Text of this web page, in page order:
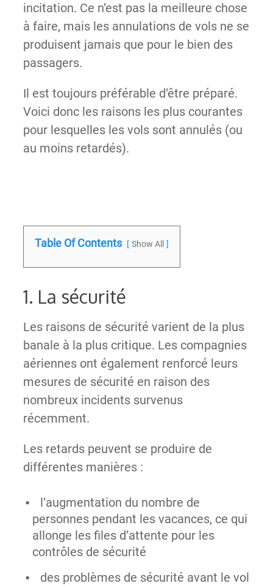
incitation. Ce n’est pas la meilleure chose
à faire, mais les annulations de vols ne se
produisent jamais que pour le bien des
passagers.
Il est toujours préférable d’être préparé.
Voici donc les raisons les plus courantes
pour lesquelles les vols sont annulés (ou
au moins retardés).
Table Of Contents Show All
1. La sécurité
Les raisons de sécurité varient de la plus
banale à la plus critique. Les compagnies
aériennes ont également renforcé leurs
mesures de sécurité en raison des
nombreux incidents survenus
récemment.
Les retards peuvent se produire de
différentes manières :
l’augmentation du nombre de
personnes pendant les vacances, ce qui
allonge les files d’attente pour les
contrôles de sécurité
des problèmes de sécurité avant le vol